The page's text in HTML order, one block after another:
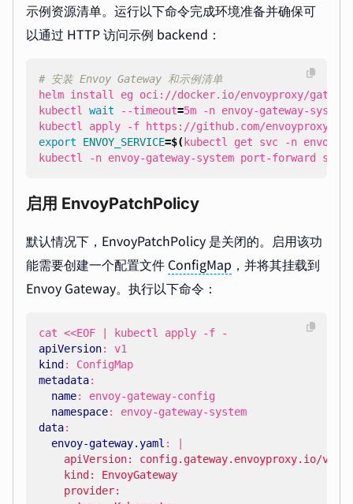
示例资源清单。运行以下命令完成环境准备并确保可
以通过 HTTP 访问示例 backend：
# 安装 Envoy Gateway 和示例清单
kubectl wait --timeout=5m -n envoy-gateway-
export ENVOY_SERVICE=$( kubectl get svc -n envoy-
kubectl -n envoy-gateway-system port-forward
启用 EnvoyPatchPolicy
默认情况下，EnvoyPatchPolicy 是关闭的。启用该功
能需要创建一个配置文件 ConfigMap ，并将其挂载到
Envoy Gateway。执行以下命令：
cat <<EOF | kubectl apply -f -
apiVersion:
v1
kind :
ConfigMap
metadata:
name:
envoy-gateway-config
namespace:
envoy-gateway-system
data:
envoy-gateway.yaml :